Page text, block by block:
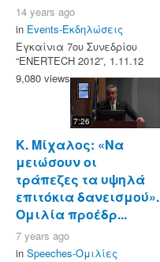
14 years ago
in Events-Εκδηλώσεις
Εγκαίνια 7ου Συνεδρίου
“ENERTECH 2012”, 1.11.12
9,080 views
7:26
Κ. Μίχαλος: «Να
μειώσουν οι
τράπεζες τα υψηλά
επιτόκια δανεισμού».
Ομιλία προέδρ...
7 years ago
in Speeches-Ομιλίες